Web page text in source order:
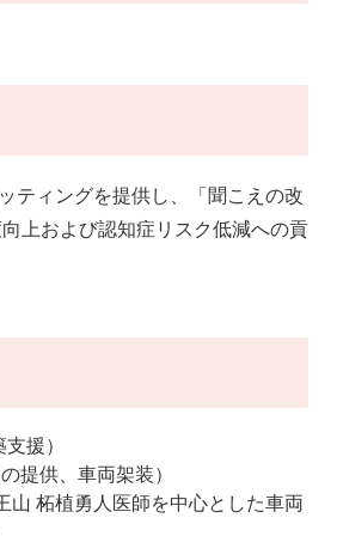
ティングを提供し、「聞こえの改
上および認知症リスク低減への貢
援）
提供、車両架装）
山 柘植勇人医師を中心とした車両